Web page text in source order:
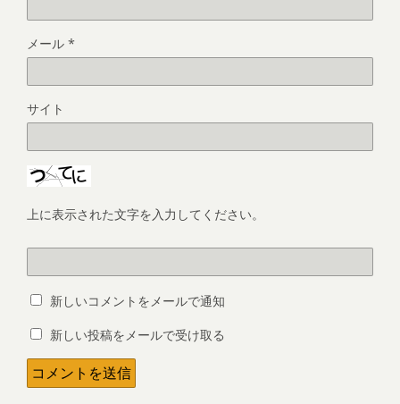
メール *
サイト
上に表示された文字を入力してください。
新しいコメントをメールで通知
新しい投稿をメールで受け取る